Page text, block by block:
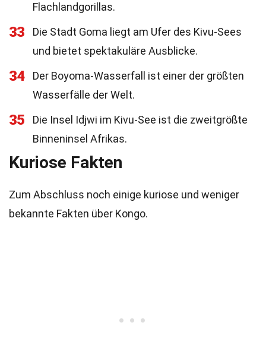
Flachlandgorillas.
33
Die Stadt Goma liegt am Ufer des Kivu-Sees
und bietet spektakuläre Ausblicke.
34
Der Boyoma-Wasserfall ist einer der größten
Wasserfälle der Welt.
35
Die Insel Idjwi im Kivu-See ist die zweitgrößte
Binneninsel Afrikas.
Kuriose Fakten
Zum Abschluss noch einige kuriose und weniger
bekannte Fakten über Kongo.